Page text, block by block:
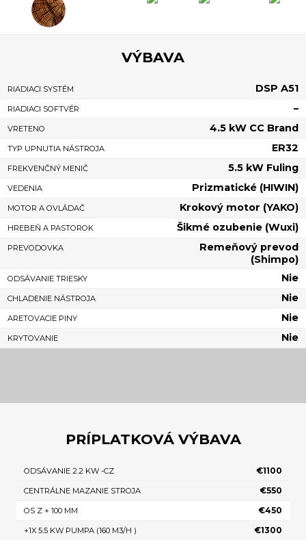
VÝBAVA
RIADIACI SYSTÉM DSP A51
RIADIACI SOFTVÉR –
VRETENO 4.5 kW CC Brand
TYP UPNUTIA NÁSTROJA ER32
FREKVENČNÝ MENIČ 5.5 kW Fuling
VEDENIA Prizmatické (HIWIN)
MOTOR A OVLÁDAČ Krokový motor (YAKO)
HREBEŇ A PASTOROK Šikmé ozubenie (Wuxi)
PREVODOVKA
Remeňový prevod
(Shimpo)
ODSÁVANIE TRIESKY Nie
CHLADENIE NÁSTROJA Nie
ARETOVACIE PINY Nie
KRYTOVANIE Nie
PRÍPLATKOVÁ VÝBAVA
ODSÁVANIE 2.2 KW -CZ €1100
CENTRÁLNE MAZANIE STROJA €550
OS Z + 100 MM €450
+1X 5.5 KW PUMPA (160 M3/H ) €1300